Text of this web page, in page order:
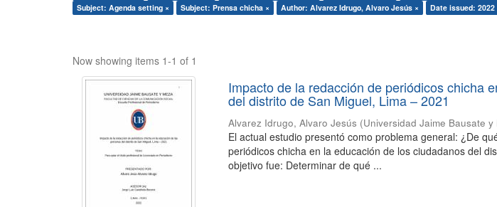
Subject: Agenda setting ×
Subject: Prensa chicha × Author: Alvarez Idrugo, Alvaro Jesús × Date issued: 2022
Now showing items 1-1 of 1
Impacto de la redacción de periódicos chicha
del distrito de San Miguel, Lima – 2021
Alvarez Idrugo, Alvaro Jesús (Universidad Jaime Bausate y
El actual estudio presentó como problema general: ¿De
periódicos chicha en la educación de los ciudadanos del
objetivo fue: Determinar de qué ...